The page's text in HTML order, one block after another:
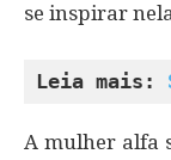
se inspirar
Leia mais:
A mulher alfa